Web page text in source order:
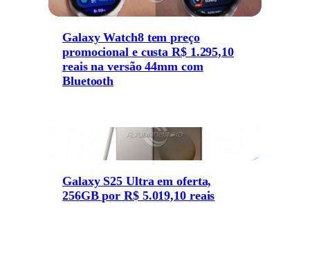
Galaxy Watch8 tem preço
promocional e custa R$ 1.295,10
reais na versão 44mm com
Bluetooth
Galaxy S25 Ultra em oferta,
256GB por R$ 5.019,10 reais